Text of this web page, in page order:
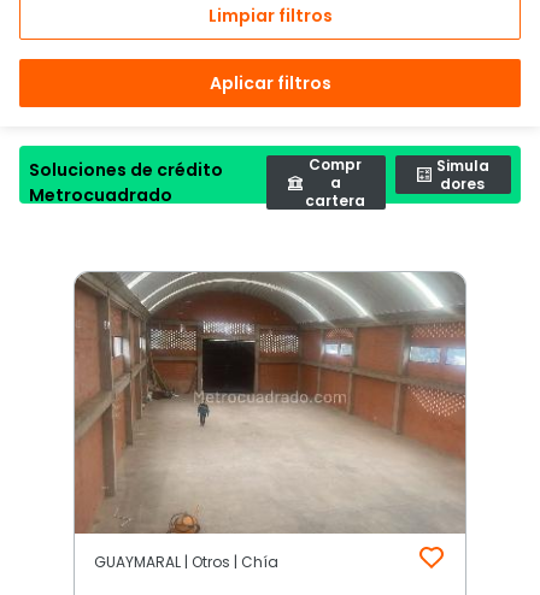
Limpiar filtros
Aplicar filtros
Soluciones de crédito
Metrocuadrado
Compr
a
cartera
Simula
dores
GUAYMARAL | Otros | Chía